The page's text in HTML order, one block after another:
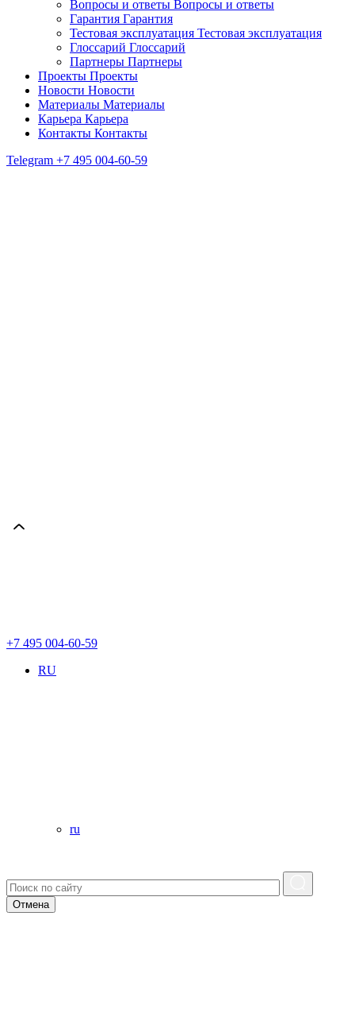
Вопросы и ответы Вопросы и ответы
Гарантия Гарантия
Тестовая эксплуатация Тестовая эксплуатация
Глоссарий Глоссарий
Партнеры Партнеры
Проекты Проекты
Новости Новости
Материалы Материалы
Карьера Карьера
Контакты Контакты
Telegram +7 495 004-60-59
+7 495 004-60-59
RU
ru
Отмена